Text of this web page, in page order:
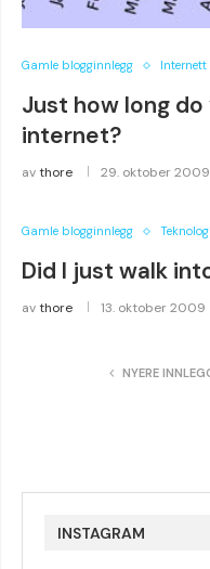
Gamle blogginnlegg
Just how long
internet?
avthore 29. oktober 2009
Gamle blogginnlegg Teknologi
Did I just walk
avthore 13. oktober 2009
NYERE
INSTAGRAM